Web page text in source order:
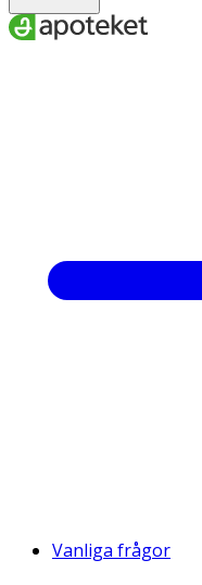
Vanliga frågor